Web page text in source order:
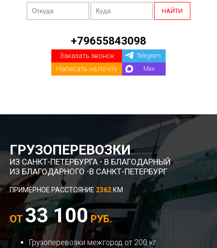
НАЙТИ
+79655843098
Заказать звонок
Написать на почту
Telegram
Max
ГРУЗОПЕРЕВОЗКИ
ИЗ САНКТ-ПЕТЕРБУРГА • В БЛАГОДАРНЫЙ
ИЗ БЛАГОДАРНОГО •В САНКТ-ПЕТЕРБУРГ
ПРИМЕРНОЕ РАССТОЯНИЕ 2362 КМ
ОТ 33 100РУБ.
Грузоперевозки межгород от 200 кг